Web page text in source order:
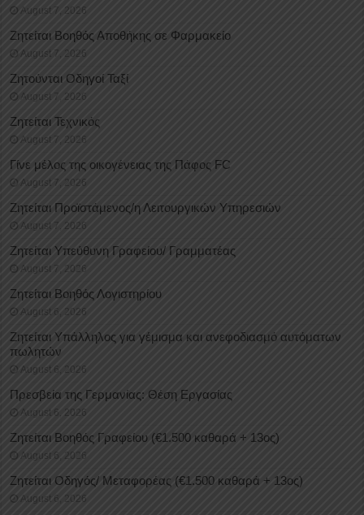
August 7, 2026
Ζητείται Βοηθός Αποθήκης σε Φαρμακείο
August 7, 2026
Ζητούνται Οδηγοί Ταξί
August 7, 2026
Ζητείται Τεχνικός
August 7, 2026
Γίνε μέλος της οικογένειας της Πάφος FC
August 7, 2026
Ζητείται Προϊστάμενος/η Λειτουργικών Υπηρεσιών
August 7, 2026
Ζητείται Υπεύθυνη Γραφείου/ Γραμματέας
August 7, 2026
Ζητείται Βοηθός Λογιστηρίου
August 6, 2026
Ζητείται Υπάλληλος για γέμισμα και ανεφοδιασμό αυτόματων
πωλητών
August 6, 2026
Πρεσβεία της Γερμανίας: Θέση Εργασίας
August 6, 2026
Ζητείται Βοηθός Γραφείου (€1.500 καθαρά + 13ος)
August 6, 2026
Ζητείται Οδηγός/ Μεταφορέας (€1.500 καθαρά + 13ος)
August 6, 2026